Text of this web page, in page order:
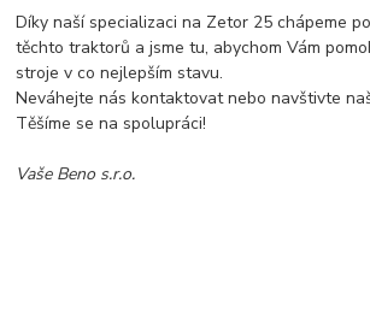
Díky naší specializaci na Zetor 25 chápeme
těchto traktorů a jsme tu, abychom Vám
stroje v co nejlepším stavu.
Neváhejte nás kontaktovat nebo navštivte
Těšíme se na spolupráci!
Vaše Beno s.r.o.